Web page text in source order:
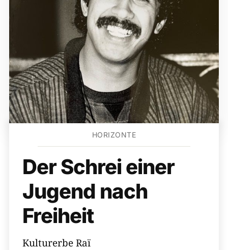
HORIZONTE
Der Schrei einer
Jugend nach
Freiheit
Kulturerbe Raï